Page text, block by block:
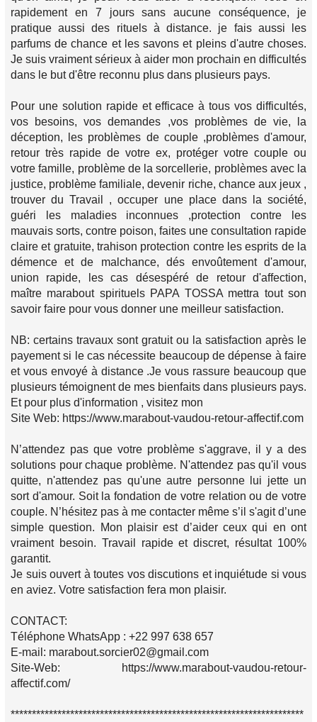
rapidement en 7 jours sans aucune conséquence, je
pratique aussi des rituels à distance. je fais aussi les
parfums de chance et les savons et pleins d'autre choses.
Je suis vraiment sérieux à aider mon prochain en difficultés
dans le but d'être reconnu plus dans plusieurs pays.
Pour une solution rapide et efficace à tous vos difficultés,
vos besoins, vos demandes ,vos problèmes de vie, la
déception, les problèmes de couple ,problèmes d'amour,
retour très rapide de votre ex, protéger votre couple ou
votre famille, problème de la sorcellerie, problèmes avec la
justice, problème familiale, devenir riche, chance aux jeux ,
trouver du Travail , occuper une place dans la société,
guéri les maladies inconnues ,protection contre les
mauvais sorts, contre poison, faites une consultation rapide
claire et gratuite, trahison protection contre les esprits de la
démence et de malchance, dés envoûtement d'amour,
union rapide, les cas désespéré de retour d'affection,
maître marabout spirituels PAPA TOSSA mettra tout son
savoir faire pour vous donner une meilleur satisfaction.
NB: certains travaux sont gratuit ou la satisfaction après le
payement si le cas nécessite beaucoup de dépense à faire
et vous envoyé à distance .Je vous rassure beaucoup que
plusieurs témoignent de mes bienfaits dans plusieurs pays.
Et pour plus d'information , visitez mon
Site Web: https://www.marabout-vaudou-retour-affectif.com
N’attendez pas que votre problème s'aggrave, il y a des
solutions pour chaque problème. N'attendez pas qu'il vous
quitte, n'attendez pas qu'une autre personne lui jette un
sort d'amour. Soit la fondation de votre relation ou de votre
couple. N’hésitez pas à me contacter même s’il s'agit d’une
simple question. Mon plaisir est d’aider ceux qui en ont
vraiment besoin. Travail rapide et discret, résultat 100%
garantit.
Je suis ouvert à toutes vos discutions et inquiétude si vous
en aviez. Votre satisfaction fera mon plaisir.
CONTACT:
Téléphone WhatsApp : +22 997 638 657
E-mail: marabout.sorcier02@gmail.com
Site-Web: https://www.marabout-vaudou-retour-
affectif.com/
*********************************************************************